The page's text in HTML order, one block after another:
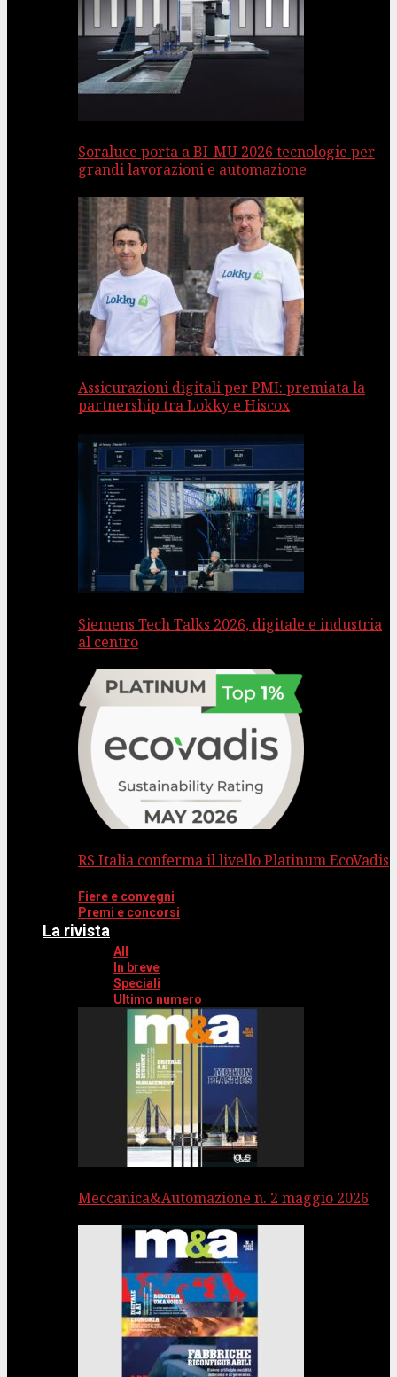
Soraluce porta a BI-MU 2026 tecnologie per
grandi lavorazioni e automazione
Assicurazioni digitali per PMI: premiata la
partnership tra Lokky e Hiscox
Siemens Tech Talks 2026, digitale e industria
al centro
RS Italia conferma il livello Platinum EcoVadis
Fiere e convegni
Premi e concorsi
La rivista
All
In breve
Speciali
Ultimo numero
Meccanica&Automazione n. 2 maggio 2026